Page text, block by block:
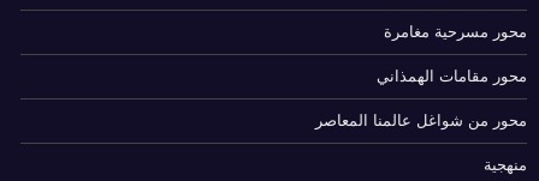
محور مسرحية مغامرة
محور مقامات الهمذاني
محور من شواغل عالمنا المعاصر
منهجية